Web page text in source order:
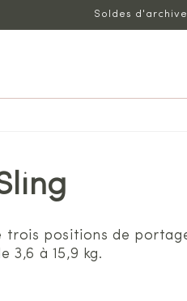
Soldes
trois positions de
3,6 à 15,9 kg.